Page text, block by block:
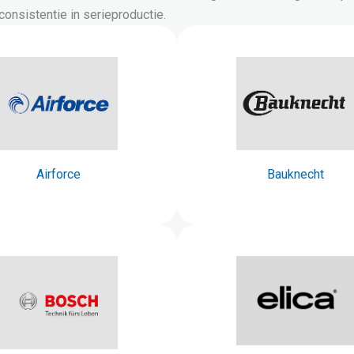
in serieproductie.
Airforce Bauknecht